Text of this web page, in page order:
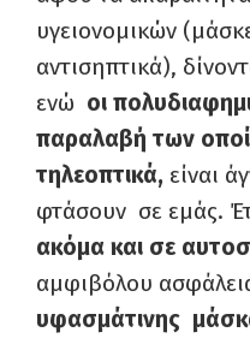
υγειονομικών
αντισηπτικά),
ενώ οι
παραλαβή των
τηλεοπτικά, είναι
φτάσουν σε εμάς.
ακόμα και σε
αμφιβόλου
υφασμάτινης